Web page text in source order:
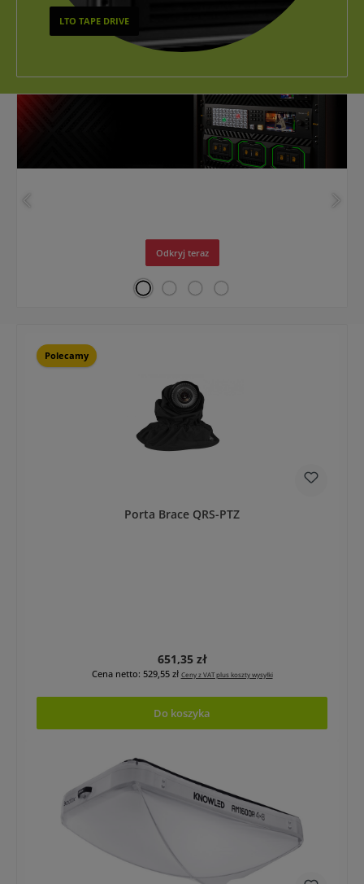
LTO TAPE DRIVE
Odkryj teraz
Polecamy
Porta Brace QRS-PTZ
Cena regularna:
651,35 zł
Cena netto: 529,55 zł Ceny z VAT plus koszty wysyłki
Do koszyka